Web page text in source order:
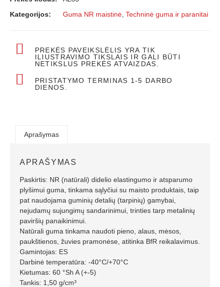
Kategorijos:
Guma NR maistinė Techninė guma ir paranitai
PREKĖS PAVEIKSLĖLIS YRA TIK
ILIUSTRAVIMO TIKSLAIS IR GALI BŪTI
NETIKSLUS PREKĖS ATVAIZDAS.
PRISTATYMO TERMINAS 1-5 DARBO
DIENOS.
Aprašymas
APRAŠYMAS
Paskirtis: NR (natūrali) didelio elastingumo ir atsparumo
plyšimui guma, tinkama sąlyčiui su maisto produktais, taip
pat naudojama guminių detalių (tarpinių) gamybai,
nejudamų sujungimų sandarinimui, trinties tarp metalinių
paviršių panaikinimui.
Natūrali guma tinkama naudoti pieno, alaus, mėsos,
paukštienos, žuvies pramonėse, atitinka BfR reikalavimus.
Gamintojas: ES
Darbinė temperatūra: -40°C/+70°C
Kietumas: 60 °Sh A (+-5)
Tankis: 1,50 g/cm³